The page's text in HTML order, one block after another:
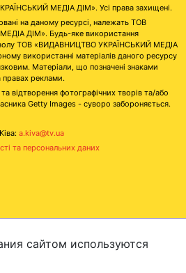
МЕДІА ДІМ». Усі права захищені.
на даному ресурсі, належать ТОВ
ДІМ». Будь-яке використання
ТОВ «ВИДАВНИЦТВО УКРАЇНСЬКИЙ МЕДІА
використанні матеріалів даного ресурсу
Матеріали, що позначені знаками
правах реклами.
відтворення фотографічних творів та/або
Getty Images - суворо забороняється.
a.kiva@tv.ua
та персональних даних
сайтом используются